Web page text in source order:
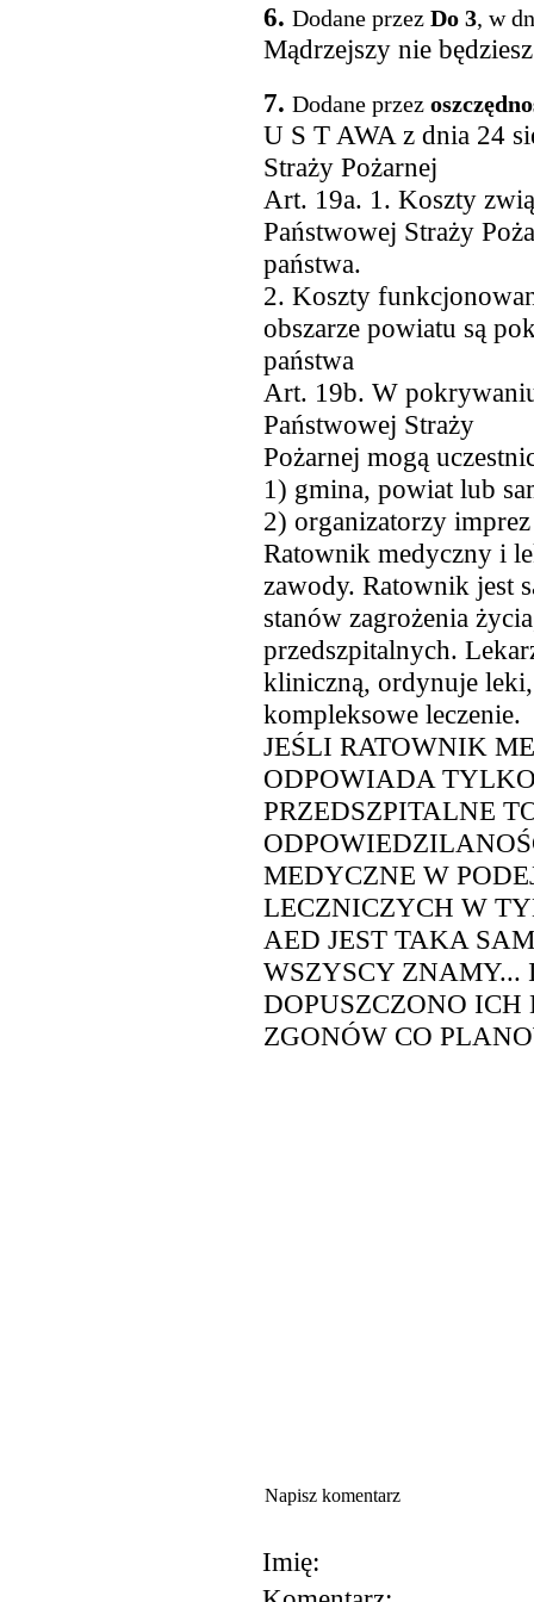
6. Dodane przez Do 3, w
Mądrzejszy nie
7. Dodane przez
U S T AWA z dnia 24
Straży Pożarnej
Art. 19a. 1. Koszty
Państwowej Straży
państwa.
2. Koszty
obszarze powiatu są
państwa
Art. 19b. W
Państwowej Straży
Pożarnej mogą
1) gmina, powiat lub
2) organizatorzy
Ratownik medyczny i
zawody. Ratownik jest
stanów zagrożenia
przedszpitalnych.
kliniczną, ordynuje
kompleksowe leczenie.
JEŚLI RATOWNIK
ODPOWIADA
PRZEDSZPITALNE
MEDYCZNE W
LECZNICZYCH W
AED JEST TAKA
WSZYSCY ZNAMY...
DOPUSZCZONO
ZGONÓW CO
Napisz komentarz
Imię: